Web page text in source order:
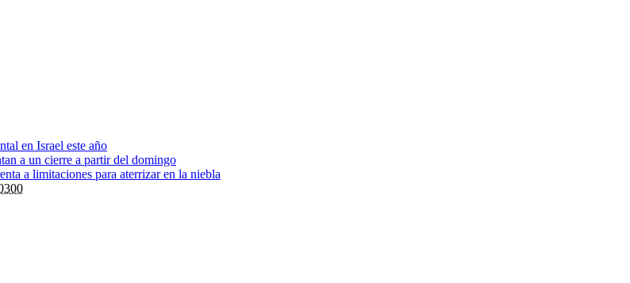
en Israel este año
a un cierre a partir del domingo
a limitaciones para aterrizar en la niebla